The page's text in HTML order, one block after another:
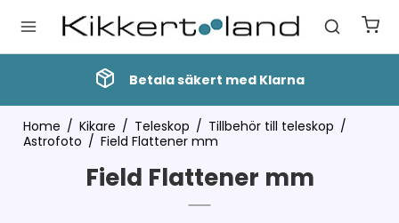
Betala säkert med Klarna
Home / Kikare / Teleskop / Tillbehör till teleskop /
Astrofoto / Field Flattener mm
Field Flattener mm